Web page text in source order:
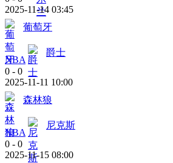
2025-11-14 03:45
葡萄牙
NBA
爵士
0 - 0
2025-11-11 10:00
森林狼
NBA
尼克斯
0 - 0
2025-11-15 08:00